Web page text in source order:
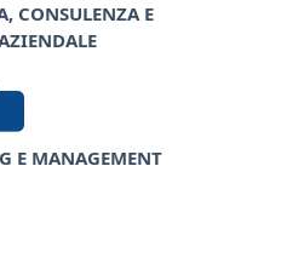
CONSULENZA E
E MANAGEMENT